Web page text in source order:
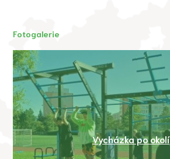
Fotogalerie
Vycházka po okolí